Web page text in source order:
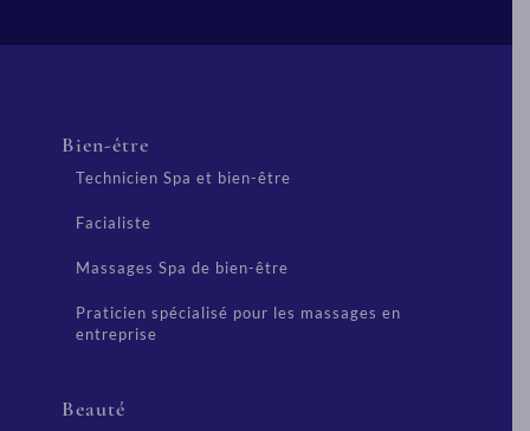
Bien-être
Technicien Spa et bien-être
Facialiste
Massages Spa de bien-être
Praticien spécialisé pour les massages en
entreprise
Beauté